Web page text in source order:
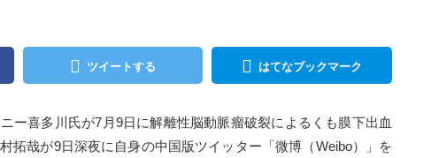
ツイートする はてなブックマーク
ー喜多川氏が7月9日に解離性脳動脈瘤破裂によるくも膜下出血
拓哉が9日深夜に自身の中国版ツイッター「微博（Weibo）」を